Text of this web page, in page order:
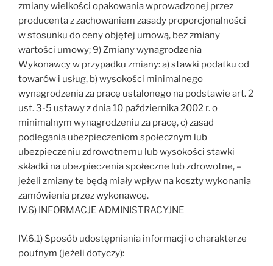
zmiany wielkości opakowania wprowadzonej przez
producenta z zachowaniem zasady proporcjonalności
w stosunku do ceny objętej umową, bez zmiany
wartości umowy; 9) Zmiany wynagrodzenia
Wykonawcy w przypadku zmiany: a) stawki podatku od
towarów i usług, b) wysokości minimalnego
wynagrodzenia za pracę ustalonego na podstawie art. 2
ust. 3-5 ustawy z dnia 10 października 2002 r. o
minimalnym wynagrodzeniu za pracę, c) zasad
podlegania ubezpieczeniom społecznym lub
ubezpieczeniu zdrowotnemu lub wysokości stawki
składki na ubezpieczenia społeczne lub zdrowotne, –
jeżeli zmiany te będą miały wpływ na koszty wykonania
zamówienia przez wykonawcę.
IV.6) INFORMACJE ADMINISTRACYJNE
IV.6.1) Sposób udostępniania informacji o charakterze
poufnym (jeżeli dotyczy):